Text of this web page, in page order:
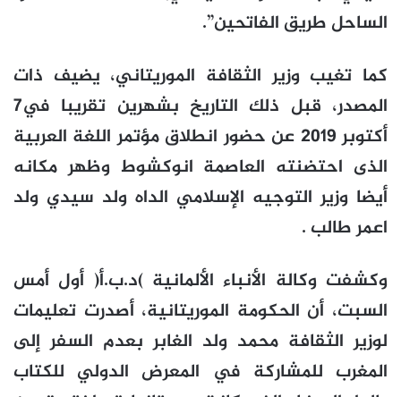
الساحل طريق الفاتحين”.
كما تغيب وزير الثقافة الموريتاني، يضيف ذات
المصدر، قبل ذلك التاريخ بشهرين تقريبا في7
أكتوبر 2019 عن حضور انطلاق مؤتمر اللغة العربية
الذى احتضنته العاصمة انوكشوط وظهر مكانه
أيضا وزير التوجيه الإسلامي الداه ولد سيدي ولد
اعمر طالب .
وكشفت وكالة الأنباء الألمانية )د.ب.أ( أول أمس
السبت، أن الحكومة الموريتانية، أصدرت تعليمات
لوزير الثقافة محمد ولد الغابر بعدم السفر إلى
المغرب للمشاركة في المعرض الدولي للكتاب